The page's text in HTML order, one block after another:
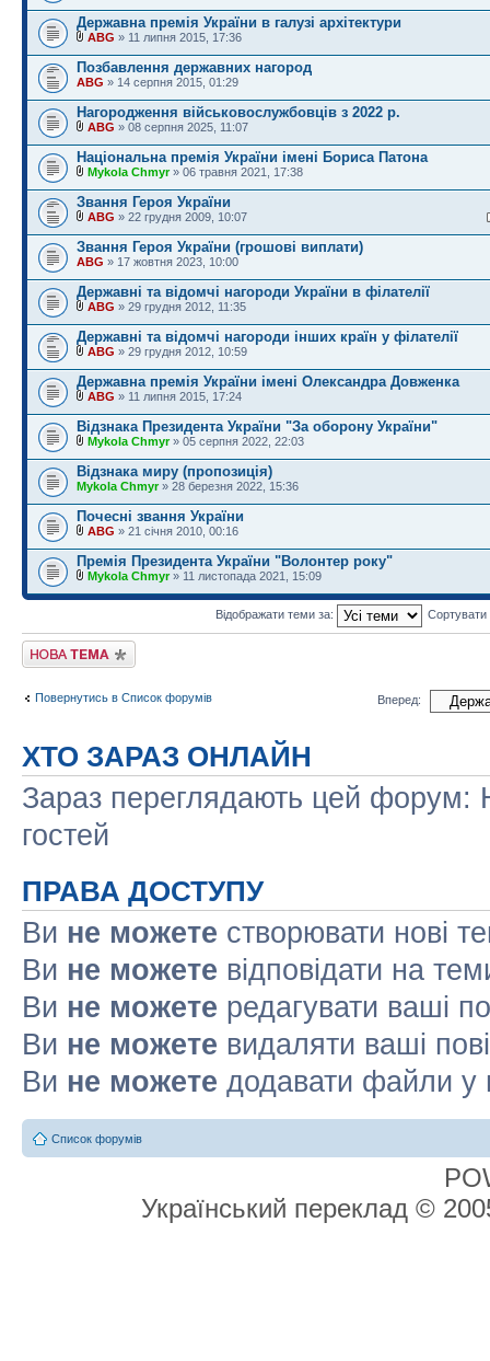
Державна премія України в галузі архітектури
ABG » 11 липня 2015, 17:36
Позбавлення державних нагород
ABG » 14 серпня 2015, 01:29
Нагородження військовослужбовців з 2022 р.
ABG » 08 серпня 2025, 11:07
Національна премія України імені Бориса Патона
Mykola Chmyr» 06 травня 2021, 17:38
Звання Героя України
ABG » 22 грудня 2009, 10:07
Звання Героя України (грошові виплати)
ABG » 17 жовтня 2023, 10:00
Державні та відомчі нагороди України в філателії
ABG » 29 грудня 2012, 11:35
Державні та відомчі нагороди інших країн у філателії
ABG » 29 грудня 2012, 10:59
Державна премія України імені Олександра Довженка
ABG » 11 липня 2015, 17:24
Відзнака Президента України "За оборону України"
Mykola Chmyr» 05 серпня 2022, 22:03
Відзнака миру (пропозиція)
Mykola Chmyr» 28 березня 2022, 15:36
Почесні звання України
ABG » 21 січня 2010, 00:16
Премія Президента України "Волонтер року"
Mykola Chmyr» 11 листопада 2021, 15:09
Відображати теми за:
Створити нову тему
Повернутись в Список форумів Вперед:
ХТО ЗАРАЗ ОНЛАЙН
Зараз переглядають цей форум:
гостей
ПРАВА ДОСТУПУ
Ви не можете створювати нові
Ви не можете відповідати на
Ви не можете редагувати ваші
Ви не можете видаляти ваші
Ви не можете додавати файли у
Список форумів
Український переклад ©